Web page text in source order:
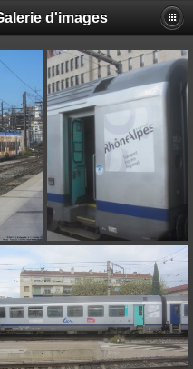
d'images